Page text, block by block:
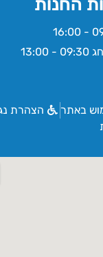
החנות
באתר
הצהרת